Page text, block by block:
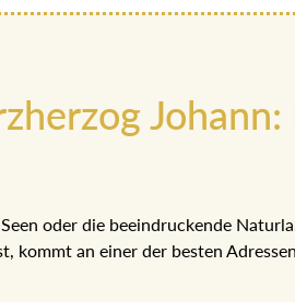
oder die beeindruckende
an einer der besten